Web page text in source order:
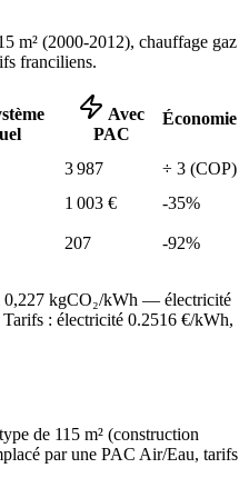
m² (2000-2012), chauffage gaz
franciliens.
Avec
PAC
Économie
3 987 ÷ 3 (COP)
1 003 € -35%
207 -92%
0,227 kgCO₂/kWh — électricité
: électricité 0.2516 €/kWh,
de 115 m² (construction
par une PAC Air/Eau, tarifs